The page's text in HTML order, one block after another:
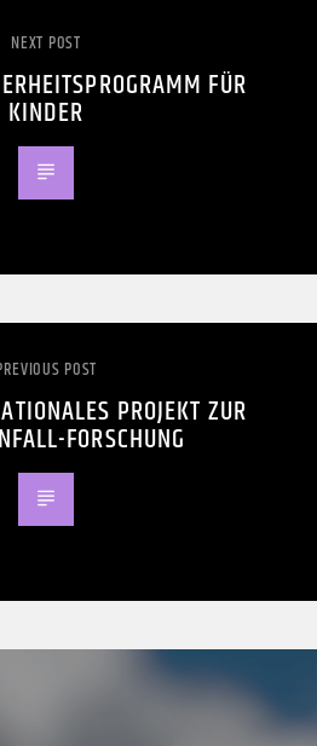
NEXT POST
FÜR
KINDER
POST
PROJEKT ZUR
FORSCHUNG